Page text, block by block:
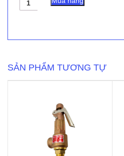
xả
SẢN PHẨM TƯƠNG TỰ